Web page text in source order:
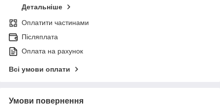
Детальніше
Оплатити частинами
Післяплата
Оплата на рахунок
Всі умови оплати
Умови повернення